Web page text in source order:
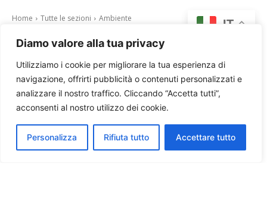
Diamo valore alla tua privacy
Utilizziamo i cookie per migliorare la tua esperienza di
navigazione, offrirti pubblicità o contenuti personalizzati e
analizzare il nostro traffico. Cliccando “Accetta tutti”,
acconsenti al nostro utilizzo dei cookie.
Personalizza Rifiuta tutto Accettare tutto